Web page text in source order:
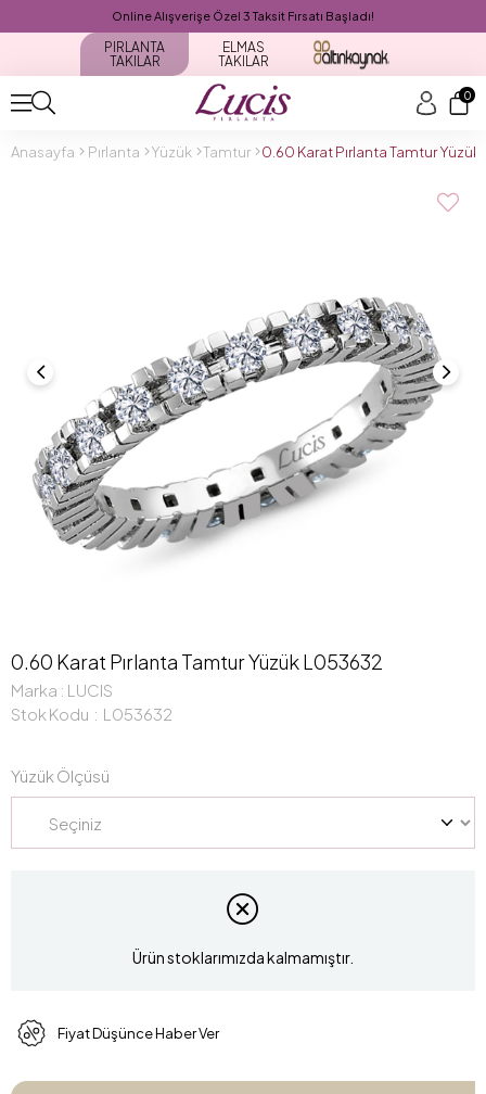
Online Alışverişe Özel 3 Taksit Fırsatı Başladı!
PIRLANTA
TAKILAR
ELMAS
TAKILAR
0
Anasayfa Pırlanta Yüzük Tamtur 0.60 Karat Pırlanta Tamtur
0.60 Karat Pırlanta Tamtur Yüzük L053632
Marka : LUCIS
Stok Kodu
L053632
Yüzük Ölçüsü
Ürün stoklarımızda kalmamıştır.
Fiyat Düşünce Haber Ver